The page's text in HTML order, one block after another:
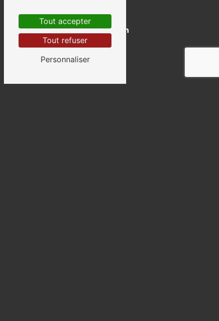
Saint-Quentin
Tout accepter
Tout refuser
Personnaliser